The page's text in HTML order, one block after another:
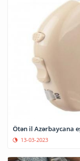
Ötən il Azərbaycana
13-03-2023